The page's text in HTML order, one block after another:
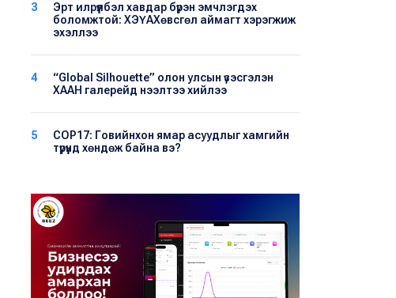
3
Эрт илрүүлбэл хавдар бүрэн эмчлэгдэх
боломжтой: ХЭҮА​Хөвсгөл аймагт хэрэгжиж
эхэллээ
4
“Global Silhouette” олон улсын үзэсгэлэн
ХААН галерейд нээлтээ хийлээ
5
COP17: Говийнхон ямар асуудлыг хамгийн
түрүүнд хөндөж байна вэ?